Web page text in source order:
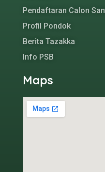
Pendaftaran Calon
Profil Pondok
Berita Tazakka
Info PSB
Maps